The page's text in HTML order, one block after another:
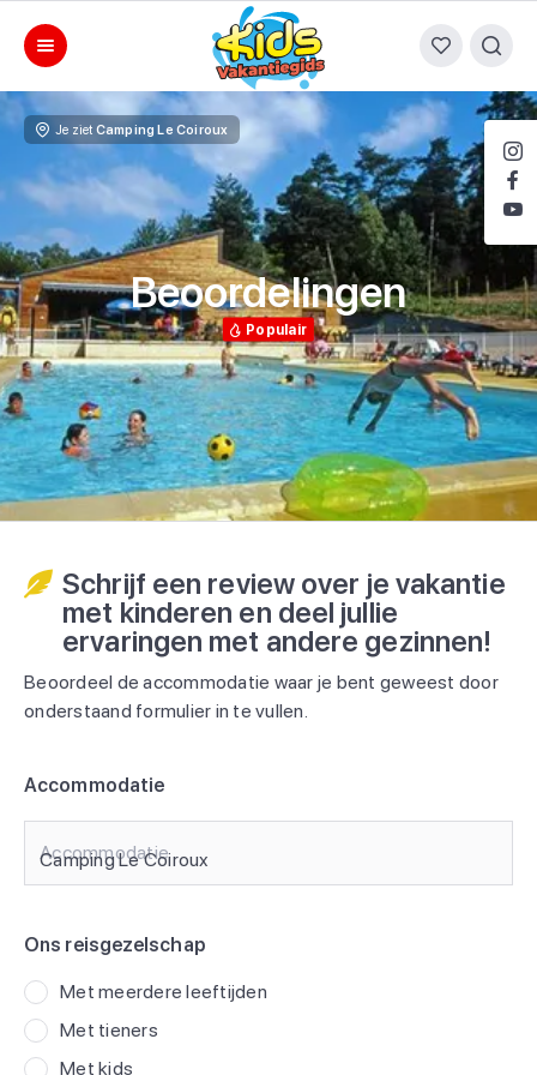
Beoordelingen
Populair
Je ziet Camping Le Coiroux
Schrijf een review over je vakantie
met kinderen en deel jullie
ervaringen met andere gezinnen!
Beoordeel de accommodatie waar je bent geweest door
onderstaand formulier in te vullen.
Accommodatie
Accommodatie
Ons reisgezelschap
Met meerdere leeftijden
Met tieners
Met kids